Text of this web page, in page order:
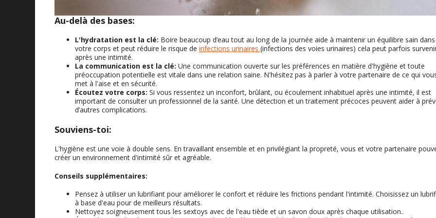
Au-delà des bases:
L'hydratation est la clé: Boire beaucoup d’eau tout au long de la journée aide à maintenir un équilibre sain dans
votre corps et peut réduire le risque de infections urinaires (infections des voies urinaires) cela peut parfois
après une intimité.
La communication est la clé: Une communication ouverte sur les préférences en matière d'hygiène et toute
préoccupation potentielle est vitale dans une relation saine. N'hésitez pas à parler à votre partenaire de ce qui
met à l'aise et en sécurité.
Écoutez votre corps: Si vous ressentez un inconfort, brûlant, ou écoulement inhabituel après une intimité, il est
important de consulter un professionnel de la santé. Une détection et un traitement précoces peuvent aider à
d’autres complications.
Souviens-toi:
L'hygiène est une voie à double sens. En travaillant ensemble et en privilégiant la propreté, vous et votre partenaire
créer un environnement d'intimité sûr et agréable.
Conseils supplémentaires:
Pensez à utiliser un lubrifiant pour améliorer le confort et réduire les frictions pendant l'intimité. Choisissez un
à base d'eau pour de meilleurs résultats.
Nettoyez soigneusement tous les sextoys avec de l'eau tiède et un savon doux après chaque utilisation..